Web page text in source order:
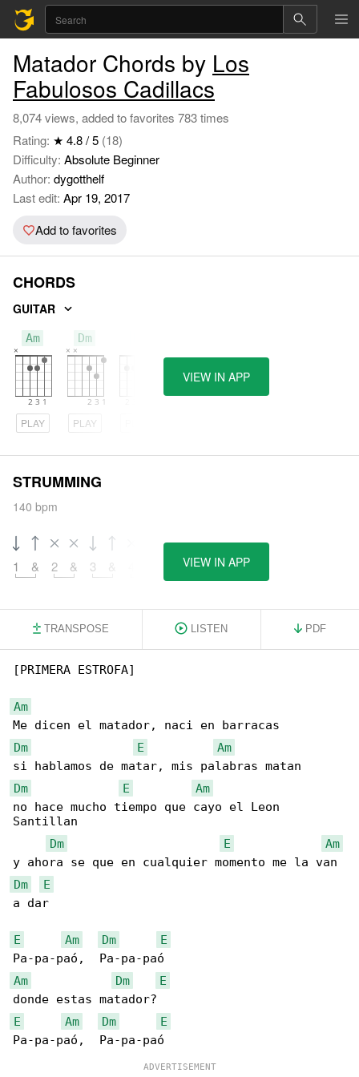
Matador Chords by Los
Fabulosos Cadillacs
8,074 views, added to favorites 783 times
Rating: ★ 4.8 / 5 (18)
Difficulty: Absolute Beginner
Author: dygotthelf
Last edit: Apr 19, 2017
Add to favorites
CHORDS
GUITAR
Am
PLAY
Dm
PLAY
VIEW IN APP
STRUMMING
140 bpm
1 & 2 & 3 & 6 &
VIEW IN APP
TRANSPOSE LISTEN PDF
[PRIMERA ESTROFA]
Am
Dm
E
Am
Dm
E
Am
no hace mucho tiempo que cayo el Leon
Santillan
Dm
E
Am
Dm
E
a dar
E Am Dm
E
Am
Dm
E
E
Am Dm
E